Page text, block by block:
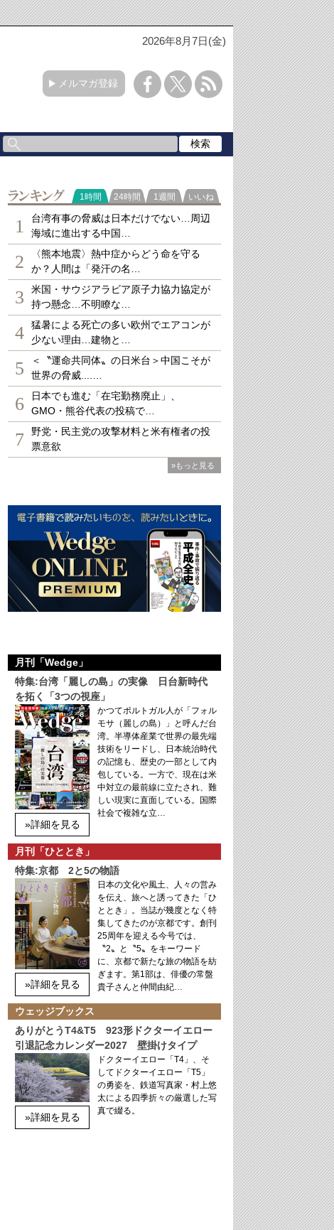
2026年8月7日(金)
メルマガ登録
ランキング
1時間 24時間 1週間 いいね
1
台湾有事の脅威は日本だけでない…周辺
海域に進出する中国…
2
〈熊本地震〉熱中症からどう命を守る
か？人間は「発汗の名…
3
米国・サウジアラビア原子力協力協定が
持つ懸念…不明瞭な…
4
猛暑による死亡の多い欧州でエアコンが
少ない理由…建物と…
5
＜〝運命共同体〟の日米台＞中国こそが
世界の脅威....…
6
日本でも進む「在宅勤務廃止」、
GMO・熊谷代表の投稿で…
7
野党・民主党の攻撃材料と米有権者の投
票意欲
»もっと見る
月刊「Wedge」
特集:台湾「麗しの島」の実像 日台新時代
を拓く「3つの視座」
»詳細を見る
かつてポルトガル人が「フォル
モサ（麗しの島）」と呼んだ台
湾。半導体産業で世界の最先端
技術をリードし、日本統治時代
の記憶も、歴史の一部として内
包している。一方で、現在は米
中対立の最前線に立たされ、難
しい現実に直面している。国際
社会で複雑な立…
月刊「ひととき」
特集:京都 2と5の物語
»詳細を見る
日本の文化や風土、人々の営み
を伝え、旅へと誘ってきた「ひ
ととき」。当誌が幾度となく特
集してきたのが京都です。創刊
25周年を迎える今号では、
〝2〟と〝5〟をキーワード
に、京都で新たな旅の物語を紡
ぎます。第1部は、俳優の常盤
貴子さんと仲間由紀…
ウェッジブックス
ありがとうT4&T5 923形ドクターイエロー
引退記念カレンダー2027 壁掛けタイプ
»詳細を見る
ドクターイエロー「T4」、そ
してドクターイエロー「T5」
の勇姿を、鉄道写真家・村上悠
太による四季折々の厳選した写
真で綴る。